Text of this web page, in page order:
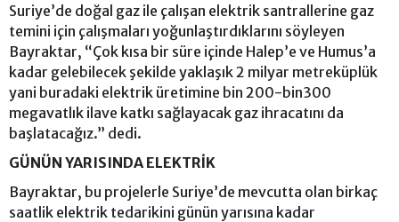
Suriye’de doğal gaz ile çalışan elektrik santrallerine gaz
temini için çalışmaları yoğunlaştırdıklarını söyleyen
Bayraktar, “Çok kısa bir süre içinde Halep’e ve Humus’a
kadar gelebilecek şekilde yaklaşık 2 milyar metreküplük
yani buradaki elektrik üretimine bin 200-bin300
megavatlık ilave katkı sağlayacak gaz ihracatını da
başlatacağız.” dedi.
GÜNÜN YARISINDA ELEKTRİK
Bayraktar, bu projelerle Suriye’de mevcutta olan birkaç
saatlik elektrik tedarikini günün yarısına kadar